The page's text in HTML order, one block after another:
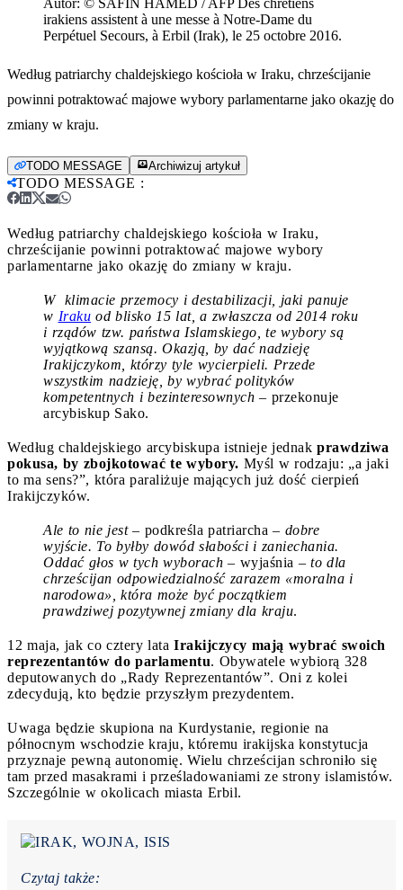
irakiens assistent à une messe à Notre-Dame du
Perpétuel Secours, à Erbil (Irak), le 25 octobre 2016.
Według patriarchy chaldejskiego kościoła w Iraku, chrześcijanie
powinni potraktować majowe wybory parlamentarne jako okazję do
zmiany w kraju.
TODO MESSAGE Archiwizuj artykuł
TODO MESSAGE :
Według patriarchy chaldejskiego kościoła w Iraku,
chrześcijanie powinni potraktować majowe wybory
parlamentarne jako okazję do zmiany w kraju.
W klimacie przemocy i destabilizacji, jaki panuje
w Iraku od blisko 15 lat, a zwłaszcza od 2014 roku
i rządów tzw. państwa Islamskiego, te wybory są
wyjątkową szansą. Okazją, by dać nadzieję
Irakijczykom, którzy tyle wycierpieli. Przede
wszystkim nadzieję, by wybrać polityków
kompetentnych i bezinteresownych – przekonuje
arcybiskup Sako.
Według chaldejskiego arcybiskupa istnieje jednak prawdziwa
pokusa, by zbojkotować te wybory. Myśl w rodzaju: „a jaki
to ma sens?”, która paraliżuje mających już dość cierpień
Irakijczyków.
Ale to nie jest– podkreśla patriarcha – dobre
wyjście. To byłby dowód słabości i zaniechania.
Oddać głos w tych wyborach – wyjaśnia – to dla
chrześcijan odpowiedzialność zarazem «moralna i
narodowa», która może być początkiem
prawdziwej pozytywnej zmiany dla kraju.
12 maja, jak co cztery lata Irakijczycy mają wybrać swoich
reprezentantów do parlamentu. Obywatele wybiorą 328
deputowanych do „Rady Reprezentantów”. Oni z kolei
zdecydują, kto będzie przyszłym prezydentem.
Uwaga będzie skupiona na Kurdystanie, regionie na
północnym wschodzie kraju, któremu irakijska konstytucja
przyznaje pewną autonomię. Wielu chrześcijan schroniło się
tam przed masakrami i prześladowaniami ze strony islamistów.
Szczególnie w okolicach miasta Erbil.
Czytaj także: